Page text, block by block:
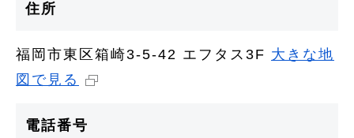
住所
福岡市東区箱崎3-5-42 エフタス3F 大きな地
図で見る
電話番号